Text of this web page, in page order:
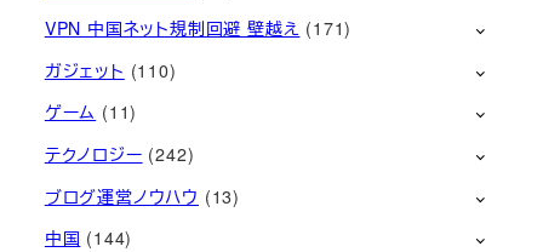
VPN 中国ネット規制回避 壁越え (171)
ガジェット (110)
ゲーム (11)
テクノロジー (242)
ブログ運営ノウハウ (13)
中国 (144)